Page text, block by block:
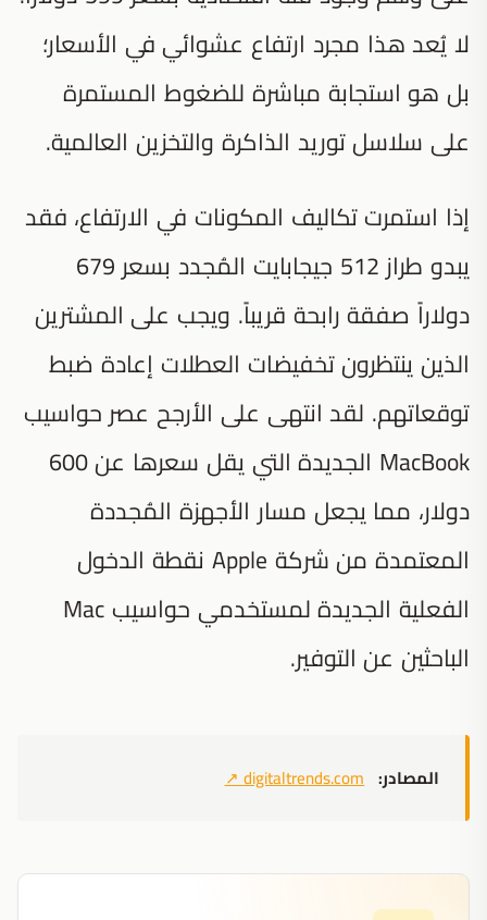
لا يُعد هذا مجرد ارتفاع عشوائي في الأسعار؛
بل هو استجابة مباشرة للضغوط المستمرة
على سلاسل توريد الذاكرة والتخزين العالمية.
إذا استمرت تكاليف المكونات في الارتفاع، فقد
يبدو طراز 512 جيجابايت المُجدد بسعر 679
دولاراً صفقة رابحة قريباً. ويجب على المشترين
الذين ينتظرون تخفيضات العطلات إعادة ضبط
توقعاتهم. لقد انتهى على الأرجح عصر حواسيب
MacBook الجديدة التي يقل سعرها عن 600
دولار، مما يجعل مسار الأجهزة المُجددة
المعتمدة من شركة Apple نقطة الدخول
الفعلية الجديدة لمستخدمي حواسيب Mac
الباحثين عن التوفير.
المصادر: digitaltrends.com
↗